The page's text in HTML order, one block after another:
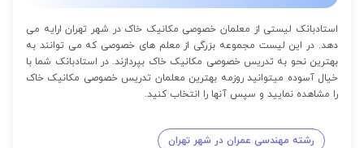
استادبانک لیستی از معلمان خصوصی مکانیک خاک در شهر تهران ارایه می
دهد. در این لیست مجموعه بزرگی از معلم های خصوصی که می توانند به
بهترین نحو به تدریس خصوصی مکانیک خاک بپردازند. در استادبانک شما با
خیال آسوده میتوانید روزمه بهترین معلمان تدریس خصوصی مکانیک خاک
را مشاهده نمایید و سپس آنها را انتخاب کنید.
رشته مهندسی عمران در شهر تهران